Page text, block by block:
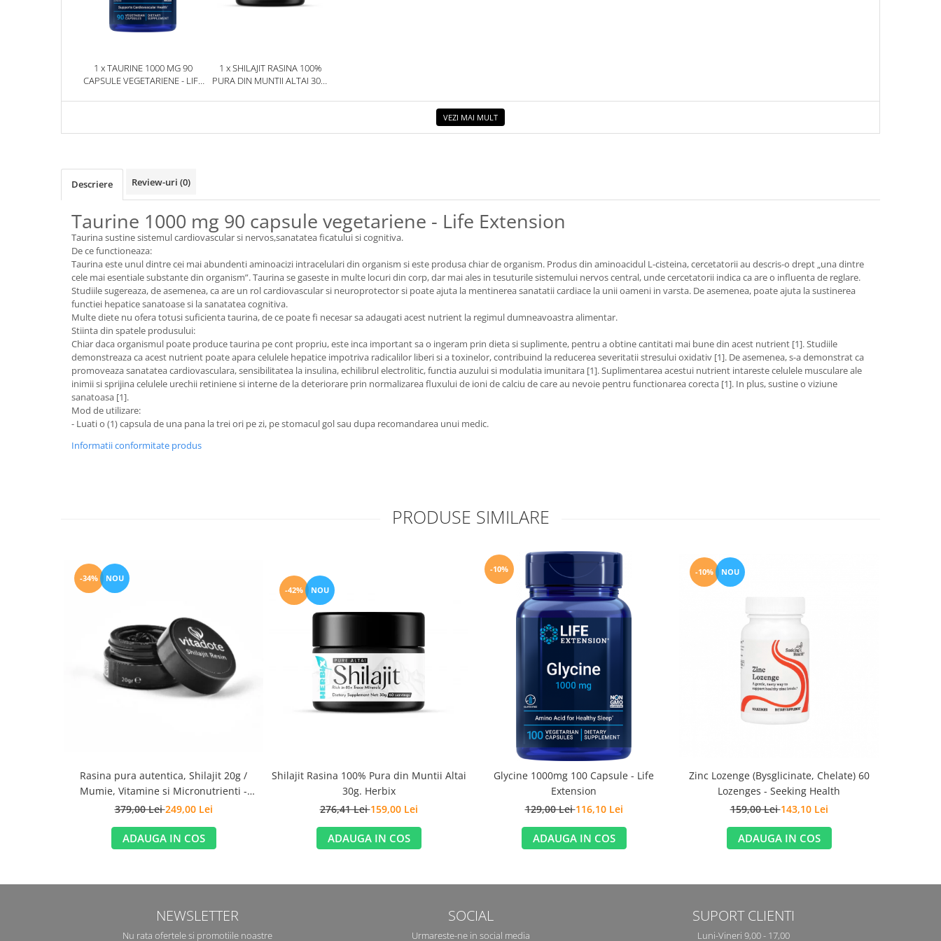
1 x TAURINE 1000 MG 90
CAPSULE VEGETARIENE - LIFE
1 x SHILAJIT RASINA 100%
PURA DIN MUNTII ALTAI 30G.
VEZI MAI MULT
Descriere Review-uri (0)
Taurine 1000 mg 90 capsule vegetariene - Life Extension
Taurina sustine sistemul cardiovascular si nervos,sanatatea ficatului si cognitiva.
De ce functioneaza:
Taurina este unul dintre cei mai abundenti aminoacizi intracelulari din organism si este produsa chiar de organism. Produs din aminoacidul L-cisteina, cercetatorii au descris-o drept „una dintre
cele mai esentiale substante din organism”. Taurina se gaseste in multe locuri din corp, dar mai ales in tesuturile sistemului nervos central, unde cercetatorii indica ca are o influenta de reglare.
Studiile sugereaza, de asemenea, ca are un rol cardiovascular si neuroprotector si poate ajuta la mentinerea sanatatii cardiace la unii oameni in varsta. De asemenea, poate ajuta la sustinerea
functiei hepatice sanatoase si la sanatatea cognitiva.
Multe diete nu ofera totusi suficienta taurina, de ce poate fi necesar sa adaugati acest nutrient la regimul dumneavoastra alimentar.
Stiinta din spatele produsului:
Chiar daca organismul poate produce taurina pe cont propriu, este inca important sa o ingeram prin dieta si suplimente, pentru a obtine cantitati mai bune din acest nutrient [1]. Studiile
demonstreaza ca acest nutrient poate apara celulele hepatice impotriva radicalilor liberi si a toxinelor, contribuind la reducerea severitatii stresului oxidativ [1]. De asemenea, s-a demonstrat ca
promoveaza sanatatea cardiovasculara, sensibilitatea la insulina, echilibrul electrolitic, functia auzului si modulatia imunitara [1]. Suplimentarea acestui nutrient intareste celulele musculare ale
inimii si sprijina celulele urechii retiniene si interne de la deteriorare prin normalizarea fluxului de ioni de calciu de care au nevoie pentru functionarea corecta [1]. In plus, sustine o viziune
sanatoasa [1].
Mod de utilizare:
- Luati o (1) capsula de una pana la trei ori pe zi, pe stomacul gol sau dupa recomandarea unui medic.
Informatii conformitate produs
PRODUSE SIMILARE
-34% NOU
Rasina pura autentica, Shilajit 20g /
Mumie, Vitamine si Micronutrienti -
Vitadote
379,00 Lei249,00 Lei
ADAUGA IN COS
-42% NOU
Shilajit Rasina 100% Pura din Muntii Altai
30g. Herbix
276,41 Lei159,00 Lei
ADAUGA IN COS
-10%
Glycine 1000mg 100 Capsule - Life
Extension
129,00 Lei116,10 Lei
ADAUGA IN COS
-10% NOU
Zinc Lozenge (Bysglicinate, Chelate) 60
Lozenges - Seeking Health
159,00 Lei143,10 Lei
ADAUGA IN COS
NEWSLETTER
Nu rata ofertele si promotiile noastre
SOCIAL
Urmareste-ne in social media
SUPORT CLIENTI
Luni-Vineri 9,00 - 17,00